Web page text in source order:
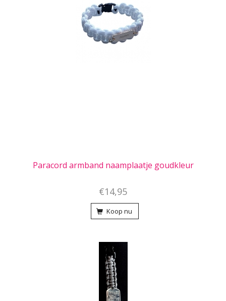
Paracord armband naamplaatje goudkleur
€14,95
Koop nu